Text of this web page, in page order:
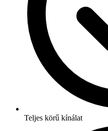
Teljes körű kínálat